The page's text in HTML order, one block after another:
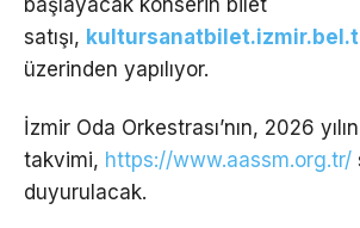
başlayacak konserin bilet
satışı,
üzerinden yapılıyor.
İzmir Oda Orkestrası’nın, 2026
takvimi, https://www.aassm.org.tr/
duyurulacak.